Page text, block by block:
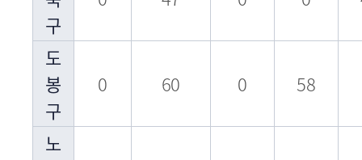
구
도
봉
구
0 60 0 58
노